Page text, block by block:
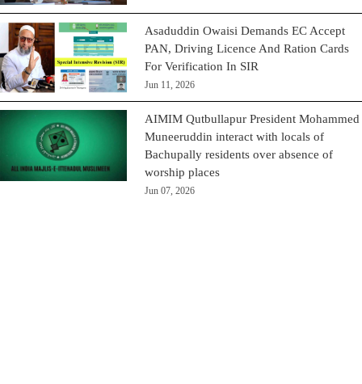
Asaduddin Owaisi Demands EC Accept
PAN, Driving Licence And Ration Cards
For Verification In SIR
Jun 11, 2026
AIMIM Qutbullapur President Mohammed
Muneeruddin interact with locals of
Bachupally residents over absence of
worship places
Jun 07, 2026